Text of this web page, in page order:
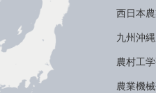
西日本
九州沖
農村工
農業機